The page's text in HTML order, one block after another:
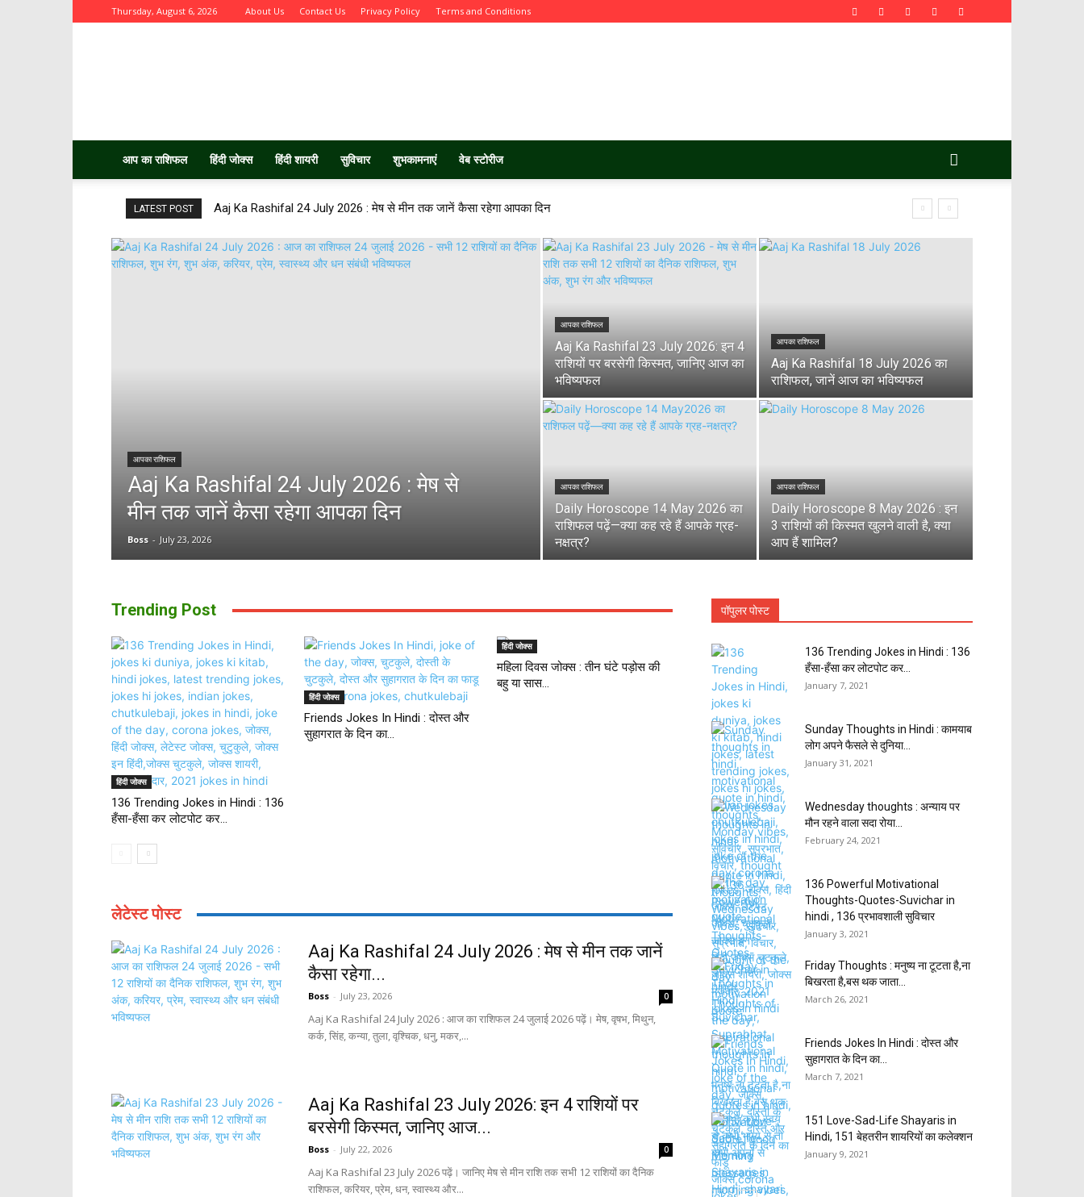
Thursday, August 6, 2026 About Us Contact Us Privacy Policy Terms and Conditions
आप का राशिफल हिंदी जोक्स हिंदी शायरी सुविचार शुभकामनाएं वेब स्टोरीज
LATEST POST Aaj Ka Rashifal 24 July 2026 : मेष से मीन तक जानें कैसा रहेगा आपका दिन
आपका राशिफल
Aaj Ka Rashifal 24 July 2026 : मेष से
मीन तक जानें कैसा रहेगा आपका दिन
Boss - July 23, 2026
आपका राशिफल
Aaj Ka Rashifal 23 July 2026: इन 4
राशियों पर बरसेगी किस्मत, जानिए आज का
भविष्यफल
आपका राशिफल
Aaj Ka Rashifal 18 July 2026 का
राशिफल, जानें आज का भविष्यफल
आपका राशिफल
Daily Horoscope 14 May 2026 का
राशिफल पढ़ें—क्या कह रहे हैं आपके ग्रह-
नक्षत्र?
आपका राशिफल
Daily Horoscope 8 May 2026 : इन
3 राशियों की किस्मत खुलने वाली है, क्या
आप हैं शामिल?
Trending Post
हिंदी जोक्स
136 Trending Jokes in Hindi : 136
हँसा-हँसा कर लोटपोट कर...
हिंदी जोक्स
Friends Jokes In Hindi : दोस्त और
सुहागरात के दिन का...
हिंदी जोक्स
महिला दिवस जोक्स : तीन घंटे पड़ोस की
बहु या सास...
लेटेस्ट पोस्ट
Aaj Ka Rashifal 24 July 2026 : मेष से मीन तक जानें
कैसा रहेगा...
Boss - July 23, 2026 0
Aaj Ka Rashifal 24 July 2026 : आज का राशिफल 24 जुलाई 2026 पढ़ें। मेष, वृषभ, मिथुन,
कर्क, सिंह, कन्या, तुला, वृश्चिक, धनु, मकर,...
Aaj Ka Rashifal 23 July 2026: इन 4 राशियों पर
बरसेगी किस्मत, जानिए आज...
Boss - July 22, 2026 0
Aaj Ka Rashifal 23 July 2026 पढ़ें। जानिए मेष से मीन राशि तक सभी 12 राशियों का दैनिक
राशिफल, करियर, प्रेम, धन, स्वास्थ्य और...
पॉपुलर पोस्ट
136 Trending Jokes in Hindi : 136
हँसा-हँसा कर लोटपोट कर...
January 7, 2021
Sunday Thoughts in Hindi : कामयाब
लोग अपने फैसले से दुनिया...
January 31, 2021
Wednesday thoughts : अन्याय पर
मौन रहने वाला सदा रोया...
February 24, 2021
136 Powerful Motivational
Thoughts-Quotes-Suvichar in
hindi , 136 प्रभावशाली सुविचार
January 3, 2021
Friday Thoughts : मनुष्य ना टूटता है,ना
बिखरता है,बस थक जाता...
March 26, 2021
Friends Jokes In Hindi : दोस्त और
सुहागरात के दिन का...
March 7, 2021
151 Love-Sad-Life Shayaris in
Hindi, 151 बेहतरीन शायरियों का कलेक्शन
January 9, 2021